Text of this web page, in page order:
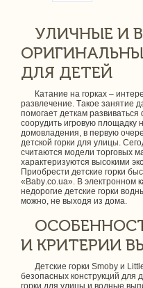
УЛИЧНЫЕ И
ДЛЯ ДЕТЕЙ
Катание на горках –
развлечение. Такое занятие
помогает деткам
соорудить игровую площадку
домовладения, в первую
детской горки для улицы.
считаются модели торговых
характеризуются высокими
Приобрести детские горки
«Baby.co.ua». В электронном
недорогие детские горки
можно, не выходя из дома.
И КРИТЕРИИ
Детские горки Smoby и
безопасных конструкций для
горки для улицы и водные